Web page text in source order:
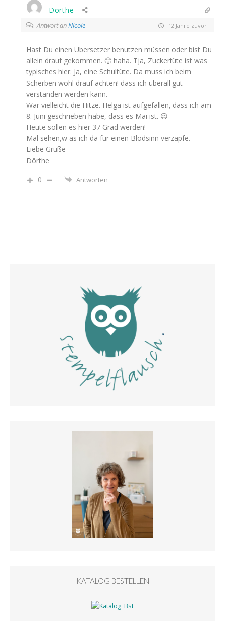
Dörthe
Antwort anNicole 12 Jahre zuvor
Hast Du einen Übersetzer benutzen müssen oder bist Du
allein drauf gekommen. 🙂 haha. Tja, Zuckertüte ist was
typisches hier. Ja, eine Schultüte. Da muss ich beim
Scherben wohl drauf achten! dass ich überall gut
verstanden werden kann.
War vielleicht die Hitze. Helga ist aufgefallen, dass ich am
8. Juni geschrieben habe, dass es Mai ist. 😉
Heute sollen es hier 37 Grad werden!
Mal sehen,w äs ich da für einen Blödsinn verzapfe.
Liebe Grüße
Dörthe
0
Antworten
KATALOG BESTELLEN